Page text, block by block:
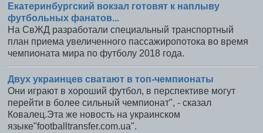
Екатеринбургский вокзал готовят к наплыву
футбольных фанатов...
На СвЖД разработали специальный транспортный
план приема увеличенного пассажиропотока во время
чемпионата мира по футболу 2018 года.
Двух украинцев сватают в топ-чемпионаты
Они играют в хороший футбол, в перспективе могут
перейти в более сильный чемпионат", - сказал
Ковалец.Эта же новость на украинском
языке"footballtransfer.com.ua".